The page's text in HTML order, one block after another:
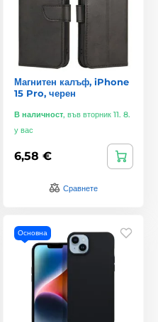
Магнитен калъф, iPhone
15 Pro, черен
В наличност, във вторник 11. 8.
у вас
6,58 €
Сравнете
Основна